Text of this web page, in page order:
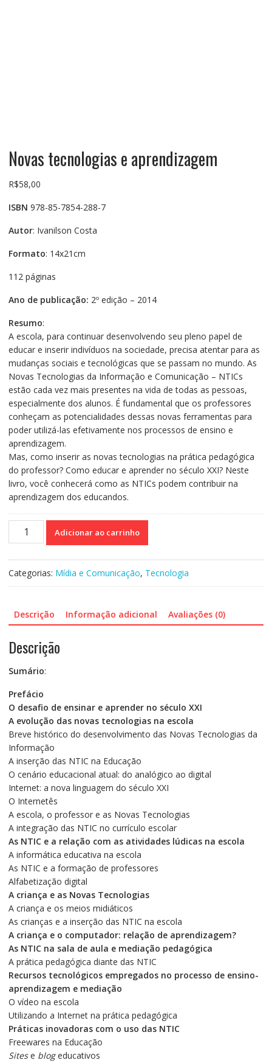
Novas tecnologias e aprendizagem
R$58,00
ISBN 978-85-7854-288-7
Autor: Ivanilson Costa
Formato: 14x21cm
112 páginas
Ano de publicação: 2º edição – 2014
Resumo:
A escola, para continuar desenvolvendo seu pleno papel de
educar e inserir indivíduos na sociedade, precisa atentar para as
mudanças sociais e tecnológicas que se passam no mundo. As
Novas Tecnologias da Informação e Comunicação – NTICs
estão cada vez mais presentes na vida de todas as pessoas,
especialmente dos alunos. É fundamental que os professores
conheçam as potencialidades dessas novas ferramentas para
poder utilizá-las efetivamente nos processos de ensino e
aprendizagem.
Mas, como inserir as novas tecnologias na prática pedagógica
do professor? Como educar e aprender no século XXI? Neste
livro, você conhecerá como as NTICs podem contribuir na
aprendizagem dos educandos.
Novas
tecnologias
quantidade
Adicionar ao carrinho
Categorias: Mídia e Comunicação, Tecnologia
Descrição Informação adicional Avaliações (0)
Descrição
Sumário:
Prefácio
O desafio de ensinar e aprender no século XXI
A evolução das novas tecnologias na escola
Breve histórico do desenvolvimento das Novas Tecnologias da
Informação
A inserção das NTIC na Educação
O cenário educacional atual: do analógico ao digital
Internet: a nova linguagem do século XXI
O Internetês
A escola, o professor e as Novas Tecnologias
A integração das NTIC no currículo escolar
As NTIC e a relação com as atividades lúdicas na escola
A informática educativa na escola
As NTIC e a formação de professores
Alfabetização digital
A criança e as Novas Tecnologias
A criança e os meios midiáticos
As crianças e a inserção das NTIC na escola
A criança e o computador: relação de aprendizagem?
As NTIC na sala de aula e mediação pedagógica
A prática pedagógica diante das NTIC
Recursos tecnológicos empregados no processo de ensino-
aprendizagem e mediação
O vídeo na escola
Utilizando a Internet na prática pedagógica
Práticas inovadoras com o uso das NTIC
Freewares na Educação
Sitese blogeducativos